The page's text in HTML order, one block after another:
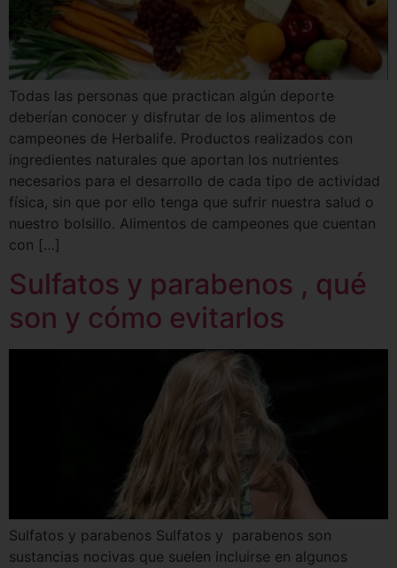
Todas las personas que practican algún deporte
deberían conocer y disfrutar de los alimentos de
campeones de Herbalife. Productos realizados con
ingredientes naturales que aportan los nutrientes
necesarios para el desarrollo de cada tipo de actividad
física, sin que por ello tenga que sufrir nuestra salud o
nuestro bolsillo. Alimentos de campeones que cuentan
con […]
Sulfatos y parabenos , qué
son y cómo evitarlos
Sulfatos y parabenos Sulfatos y parabenos son
sustancias nocivas que suelen incluirse en algunos